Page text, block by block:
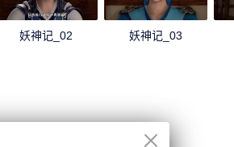
妖神记_02 妖神记_03